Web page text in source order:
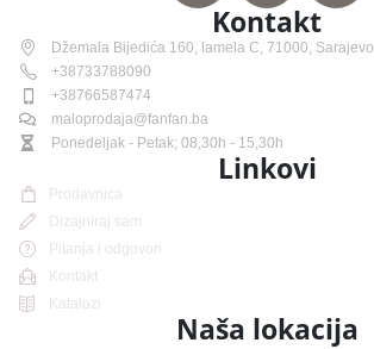
Kontakt
Džemala Bijedića 160, lamela C, 71000, Sarajevo
+38733788090
+38766587474
maloprodaja@fanfan.ba
Ponedeljak - Petak; 08,30h - 15,30h
Linkovi
Prodavnica
Dizajniraj sam
Pitanja i odgovori
Kontakt
Katalozi
Naša lokacija